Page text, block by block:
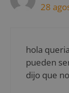
28
hola
pueden
dijo que